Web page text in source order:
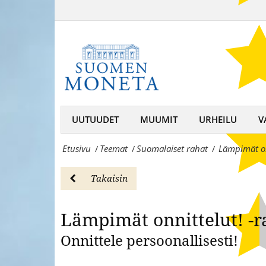
juhlaan:
Lämpimät
onnittelut
-
rahasarja
2023
Suomalaiset
rahatSuomen
UUTUUDET MUUMIT URHEILU
Etusivu / Teemat /Suomalaiset rahat / Lämpimät
Takaisin
Lämpimät onnittelut! -
Onnittele persoonallisesti!
rahatSuomen
keräilijän
rahojen
ja